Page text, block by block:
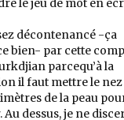
décontenancé -ça
bien- par cette
parcequ’à la
il faut mettre le nez
de la peau
dessus, je ne